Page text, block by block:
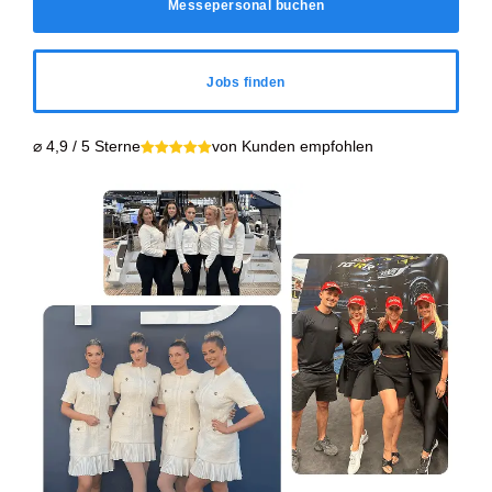
Messepersonal buchen
Jobs finden
⌀ 4,9 / 5 Sterne von Kunden empfohlen